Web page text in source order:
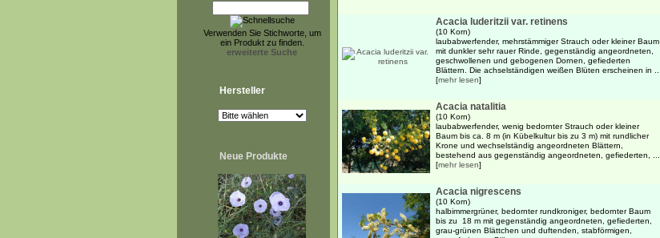
Verwenden Sie Stichworte, um
ein Produkt zu finden.
erweiterte Suche
Hersteller
Neue Produkte
Acacia luderitzii var. retinens
(10 Korn)
laubabwerfender, mehrstämmiger Strauch oder kleiner Baum
mit dunkler sehr rauer Rinde, gegenständig angeordneten,
geschwollenen und gebogenen Dornen, gefiederten
Blättern. Die achselständigen weißen Blüten erscheinen in ...
[mehr lesen]
Acacia natalitia
(10 Korn)
laubabwerfender, wenig bedornter Strauch oder kleiner
Baum bis ca. 8 m (in Kübelkultur bis zu 3 m) mit rundlicher
Krone und wechselständig angeordneten Blättern,
bestehend aus gegenständig angeordneten, gefiederten, ...
[mehr lesen]
Acacia nigrescens
(10 Korn)
halbimmergrüner, bedornter rundkroniger, bedornter Baum
bis zu 18 m mit gegenständig angeordneten, gefiederten,
grau-grünen Blättchen und duftenden, stabförmigen,